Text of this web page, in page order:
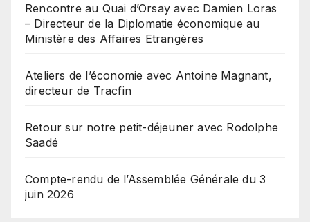
Rencontre au Quai d’Orsay avec Damien Loras
– Directeur de la Diplomatie économique au
Ministère des Affaires Etrangères
Ateliers de l’économie avec Antoine Magnant,
directeur de Tracfin
Retour sur notre petit-déjeuner avec Rodolphe
Saadé
Compte-rendu de l’Assemblée Générale du 3
juin 2026